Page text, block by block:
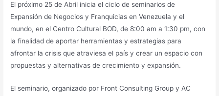
El próximo 25 de Abril inicia el ciclo de seminarios de
Expansión de Negocios y Franquicias en Venezuela y el
mundo, en el Centro Cultural BOD, de 8:00 am a 1:30 pm, con
la finalidad de aportar herramientas y estrategias para
afrontar la crisis que atraviesa el país y crear un espacio con
propuestas y alternativas de crecimiento y expansión.
El seminario, organizado por Front Consulting Group y AC